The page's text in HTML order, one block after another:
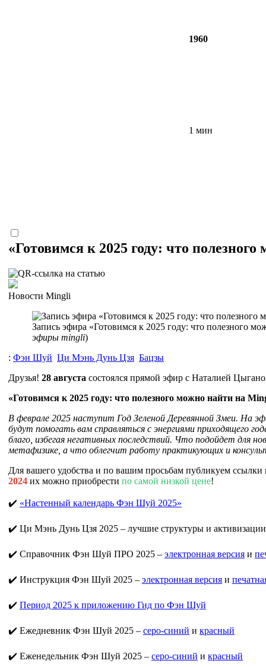
1960
1 мин
«Готовимся к 2025 году: что
Новости Mingli
Запись эфира «Готовимся к 2025 году: что полезного
эфиры mingli)
: Фэн Шуй Ци Мэнь Дунь Цзя Бацзы
Друзья! 28 августа состоялся прямой эфир с Наталией
«Готовимся к 2025 году: что полезного можно найти на
В феврале 2025 наступит Год Зеленой Деревянной Змеи. На
будут помогать вам справляться с энергиями приходящего
благо, избегая негативных последствий. Что подойдет для
метафизике, а что облегчит работу практикующих и
Для вашего удобства и по вашим просьбам публикуем
2024 их можно приобрести по самой низкой цене!
✔️ «Настенный календарь Фэн Шуй 2025»
✔️ Ци Мэнь Дунь Цзя 2025 – лучшие структуры и
✔️ Справочник Фэн Шуй ПРО 2025 – электронная версия и
✔️ Инструкция Фэн Шуй 2025 – электронная версия и
✔️ Период 2025 к приложению Гид по Фэн Шуй
✔️ Ежедневник Фэн Шуй 2025 – серо-синий и красный
✔️ Еженедельник Фэн Шуй 2025 – серо-синий и красный